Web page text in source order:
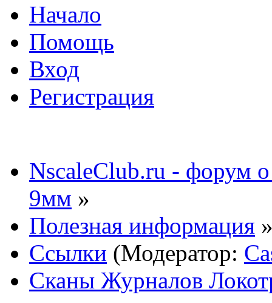
Начало
Помощь
Вход
Регистрация
NscaleClub.ru - форум
9мм »
Полезная информация
Ссылки (Модератор:
Сканы Журналов